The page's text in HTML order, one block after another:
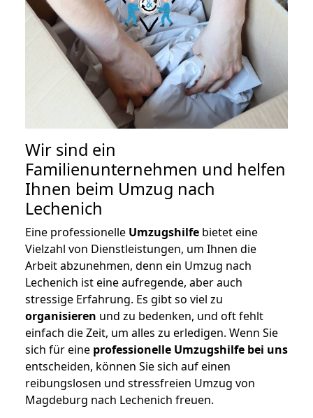
Wir sind ein
Familienunternehmen und helfen
Ihnen beim Umzug nach
Lechenich
Eine professionelle Umzugshilfe bietet eine
Vielzahl von Dienstleistungen, um Ihnen die
Arbeit abzunehmen, denn ein Umzug nach
Lechenich ist eine aufregende, aber auch
stressige Erfahrung. Es gibt so viel zu
organisieren und zu bedenken, und oft fehlt
einfach die Zeit, um alles zu erledigen. Wenn Sie
sich für eine professionelle Umzugshilfe bei uns
entscheiden, können Sie sich auf einen
reibungslosen und stressfreien Umzug von
Magdeburg nach Lechenich freuen.